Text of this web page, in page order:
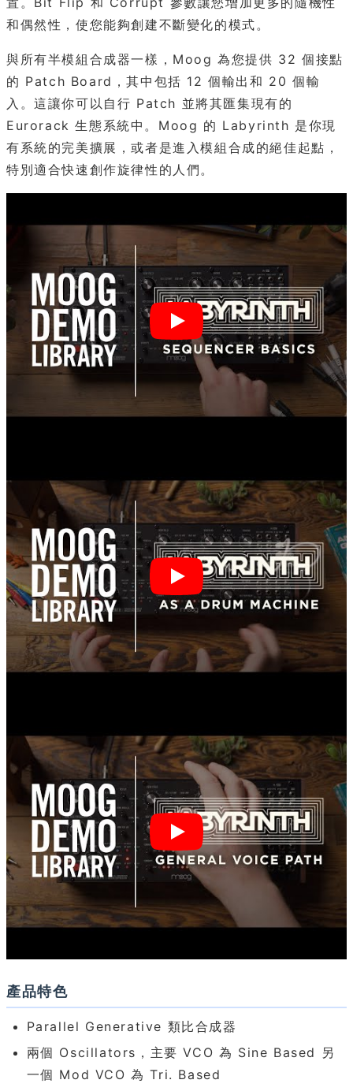
和偶然性，使您能夠創建不斷變化的模式。
與所有半模組合成器一樣，Moog 為您提供 32 個接點
的 Patch Board，其中包括 12 個輸出和 20 個輸
入。這讓你可以自行 Patch 並將其匯集現有的
Eurorack 生態系統中。Moog 的 Labyrinth 是你現
有系統的完美擴展，或者是進入模組合成的絕佳起點，
特別適合快速創作旋律性的人們。
產品特色
Parallel Generative 類比合成器
兩個 Oscillators，主要 VCO 為 Sine Based 另
一個 Mod VCO 為 Tri. Based